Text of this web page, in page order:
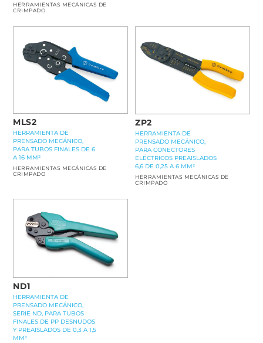
HERRAMIENTAS MECÁNICAS DE
CRIMPADO
MLS2
HERRAMIENTA DE
PRENSADO MECÁNICO,
PARA TUBOS FINALES DE 6
A 16 MM²
HERRAMIENTAS MECÁNICAS DE
CRIMPADO
ZP2
HERRAMIENTA DE
PRENSADO MECÁNICO,
PARA CONECTORES
ELÉCTRICOS PREAISLADOS
6,6 DE 0,25 A 6 MM²
HERRAMIENTAS MECÁNICAS DE
CRIMPADO
ND1
HERRAMIENTA DE
PRENSADO MECÁNICO,
SERIE ND, PARA TUBOS
FINALES DE PP DESNUDOS
Y PREAISLADOS DE 0,3 A 1,5
MM²